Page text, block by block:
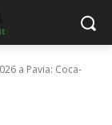
a Pavia: Coca-